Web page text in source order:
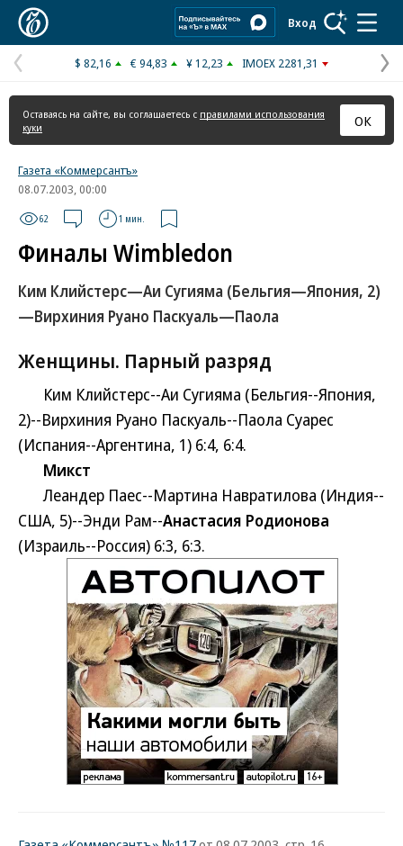
Вход
Предыдущая
страница
$ 82,16 € 94,83 ¥ 12,23 IMOEX 2281,31
Оставаясь на сайте, вы соглашаетесь с правилами использования
куки
ОК
Газета «Коммерсантъ»
08.07.2003, 00:00
62 1 мин.
Финалы Wimbledon
Ким Клийстерс—Аи Сугияма (Бельгия—Япония, 2)
—Вирхиния Руано Паскуаль—Паола
Женщины. Парный разряд
Ким Клийстерс--Аи Сугияма (Бельгия--Япония,
2)--Вирхиния Руано Паскуаль--Паола Суарес
(Испания--Аргентина, 1) 6:4, 6:4.
Микст
Леандер Паес--Мартина Навратилова (Индия--
США, 5)--Энди Рам--Анастасия Родионова
(Израиль--Россия) 6:3, 6:3.